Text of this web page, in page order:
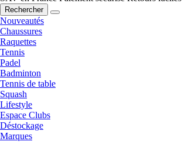
Rechercher
Nouveautés
Chaussures
Raquettes
Tennis
Padel
Badminton
Tennis de table
Squash
Lifestyle
Espace Clubs
Déstockage
Marques